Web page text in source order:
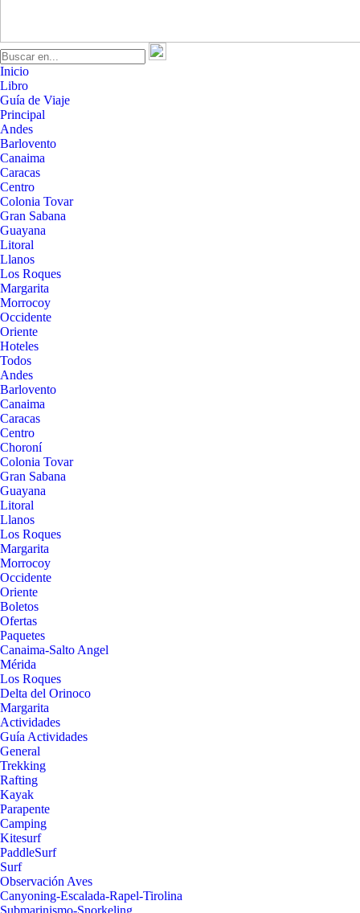
Inicio
Libro
Guía de Viaje
Principal
Andes
Barlovento
Canaima
Caracas
Centro
Colonia Tovar
Gran Sabana
Guayana
Litoral
Llanos
Los Roques
Margarita
Morrocoy
Occidente
Oriente
Hoteles
Todos
Andes
Barlovento
Canaima
Caracas
Centro
Choroní
Colonia Tovar
Gran Sabana
Guayana
Litoral
Llanos
Los Roques
Margarita
Morrocoy
Occidente
Oriente
Boletos
Ofertas
Paquetes
Canaima-Salto Angel
Mérida
Los Roques
Delta del Orinoco
Margarita
Actividades
Guía Actividades
General
Trekking
Rafting
Kayak
Parapente
Camping
Kitesurf
PaddleSurf
Surf
Observación Aves
Canyoning-Escalada-Rapel-Tirolina
Submarinismo-Snorkeling